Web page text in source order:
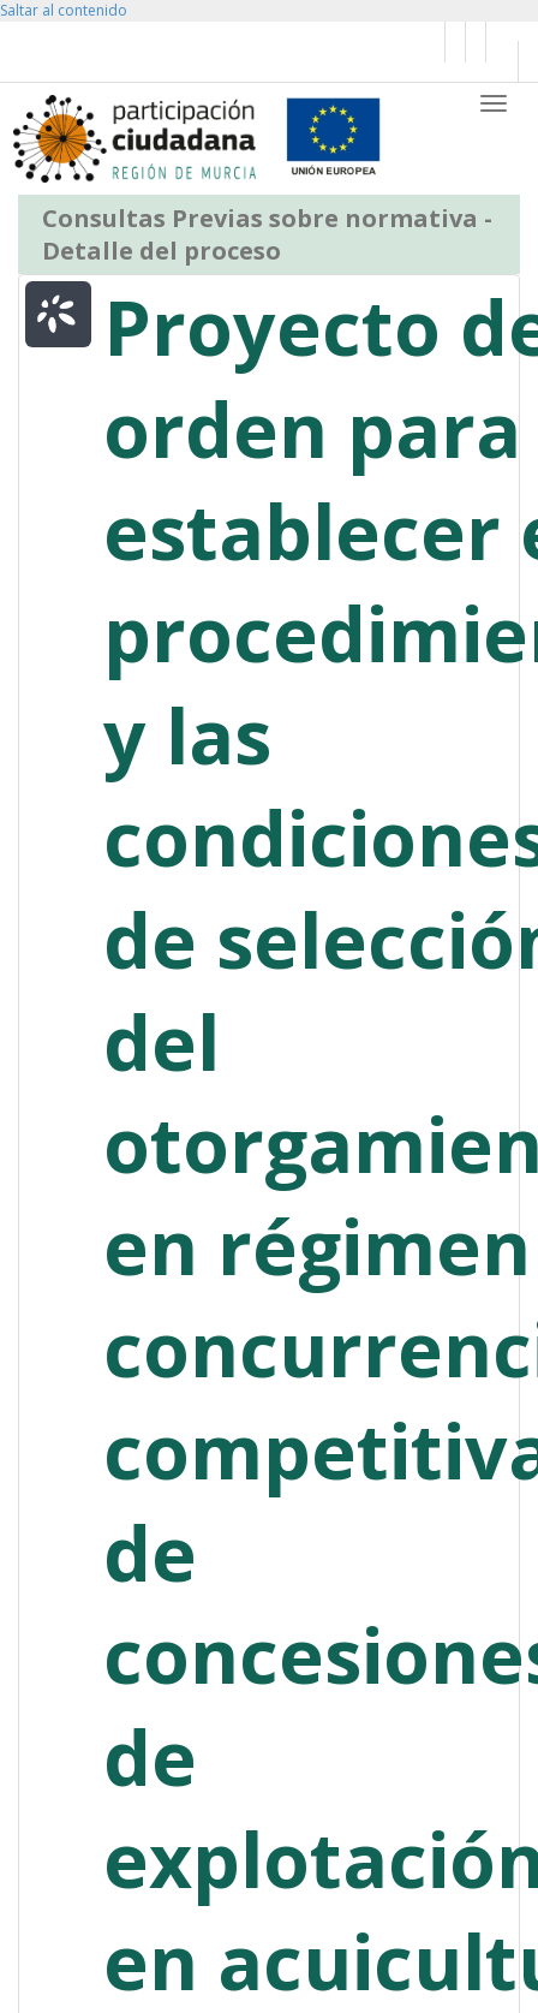
Saltar al contenido
Consultas Previas sobre normativa -
Detalle del proceso
Proyecto
orden para
establecer
y las
de
del
en
de
de
en